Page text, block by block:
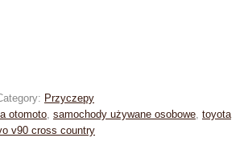
Przyczepy
otomoto, samochody używane osobowe, toyota
v90 cross country